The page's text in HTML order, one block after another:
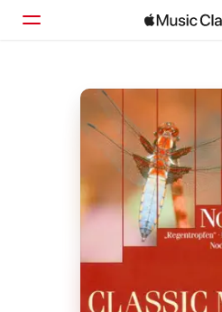
Inicio
Explorar